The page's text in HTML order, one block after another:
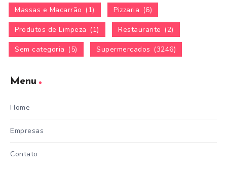
Massas e Macarrão (1) Pizzaria (6)
Produtos de Limpeza (1) Restaurante (2)
Sem categoria (5) Supermercados (3246)
Menu
Home
Empresas
Contato